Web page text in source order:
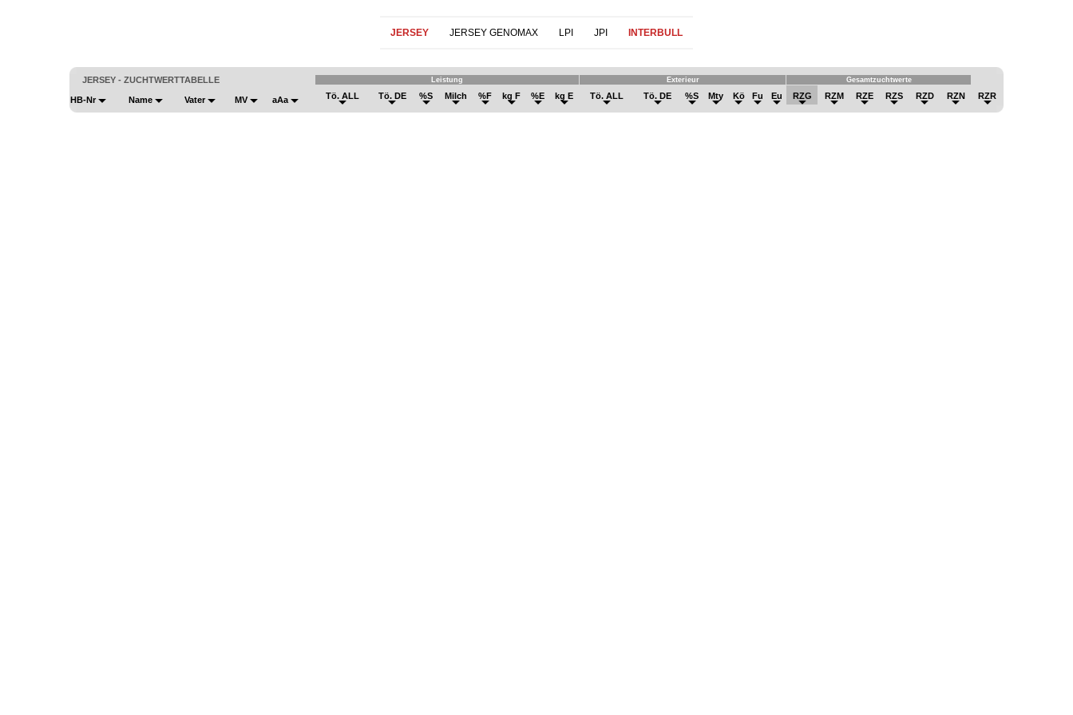
JERSEY JERSEY GENOMAX LPI JPI INTERBULL
JERSEY - ZUCHTWERTTABELLE Leistung Exterieur Gesamtzuchtwerte
HB-Nr Name Vater MV aAa Tö. ALL Tö. DE %S Milch %F kg F %E kg E Tö. ALL Tö. DE %S Mty Kö Fu Eu RZG RZM RZE RZS RZD RZN RZR